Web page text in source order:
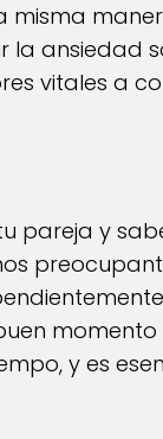
misma
la ansiedad
vitales a
pareja y
y es